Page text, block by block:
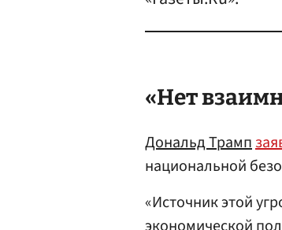
«Нет
Дональд Трамп
национальной
«Источник этой